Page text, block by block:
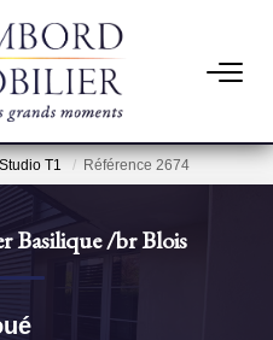
Studio T1 Référence 2674
Basilique/brBlois